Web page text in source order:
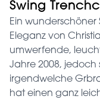
Swing
Ein wunderschöner
Eleganz von
umwerfende,
Jahre 2008, jedoch
irgendwelche
hat einen ganz